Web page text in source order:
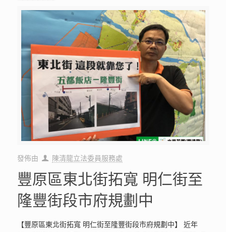
發佈由 陳清龍立法委員服務處
豐原區東北街拓寬 明仁街至
隆豐街段市府規劃中
【豐原區東北街拓寬 明仁街至隆豐街段市府規劃中】 近年